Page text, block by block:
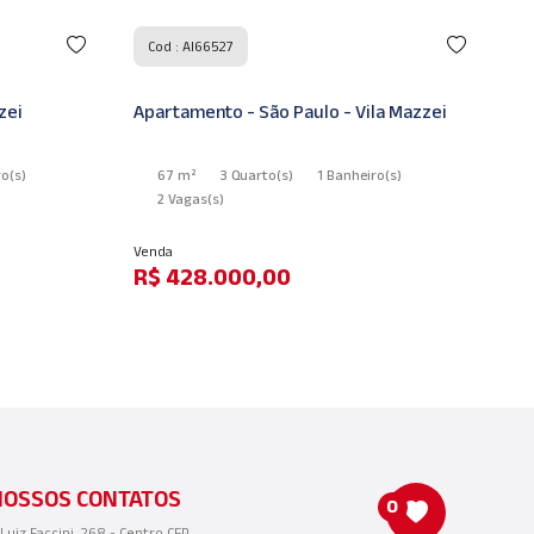
(s)
Cod : AI66527
Apartamento - São Paulo - Vila Mazzei
67 m² 3 Quarto(s) 1 Banheiro(s)
2 Vagas(s)
Venda
R$ 428.000,00
CONTATOS 0